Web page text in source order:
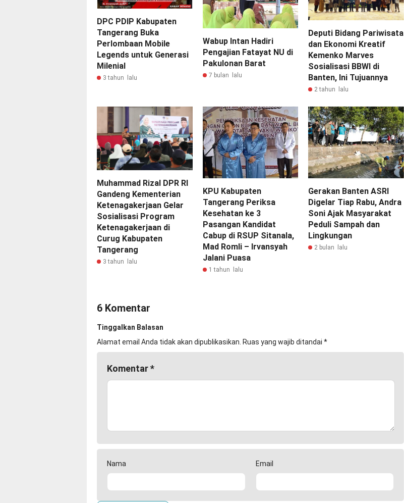
DPC PDIP Kabupaten
Tangerang Buka
Perlombaan Mobile
Legends untuk Generasi
Milenial
3 tahun lalu
Wabup Intan Hadiri
Pengajian Fatayat NU di
Pakulonan Barat
7 bulan lalu
Deputi Bidang Pariwisata
dan Ekonomi Kreatif
Kemenko Marves
Sosialisasi BBWI di
Banten, Ini Tujuannya
2 tahun lalu
Muhammad Rizal DPR RI
Gandeng Kementerian
Ketenagakerjaan Gelar
Sosialisasi Program
Ketenagakerjaan di
Curug Kabupaten
Tangerang
3 tahun lalu
KPU Kabupaten
Tangerang Periksa
Kesehatan ke 3
Pasangan Kandidat
Cabup di RSUP Sitanala,
Mad Romli – Irvansyah
Jalani Puasa
1 tahun lalu
Gerakan Banten ASRI
Digelar Tiap Rabu, Andra
Soni Ajak Masyarakat
Peduli Sampah dan
Lingkungan
2 bulan lalu
6 Komentar
Tinggalkan Balasan
Alamat email Anda tidak akan dipublikasikan. Ruas yang wajib ditandai *
Komentar*
Nama Email